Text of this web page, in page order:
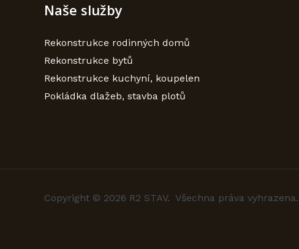
Naše služby
Rekonstrukce rodinných domů
Rekonstrukce bytů
Rekonstrukce kuchyní, koupelen
Pokládka dlažeb, stavba plotů
Copyright © 2026 R2 STAV. Všechna práva vyhrazena.